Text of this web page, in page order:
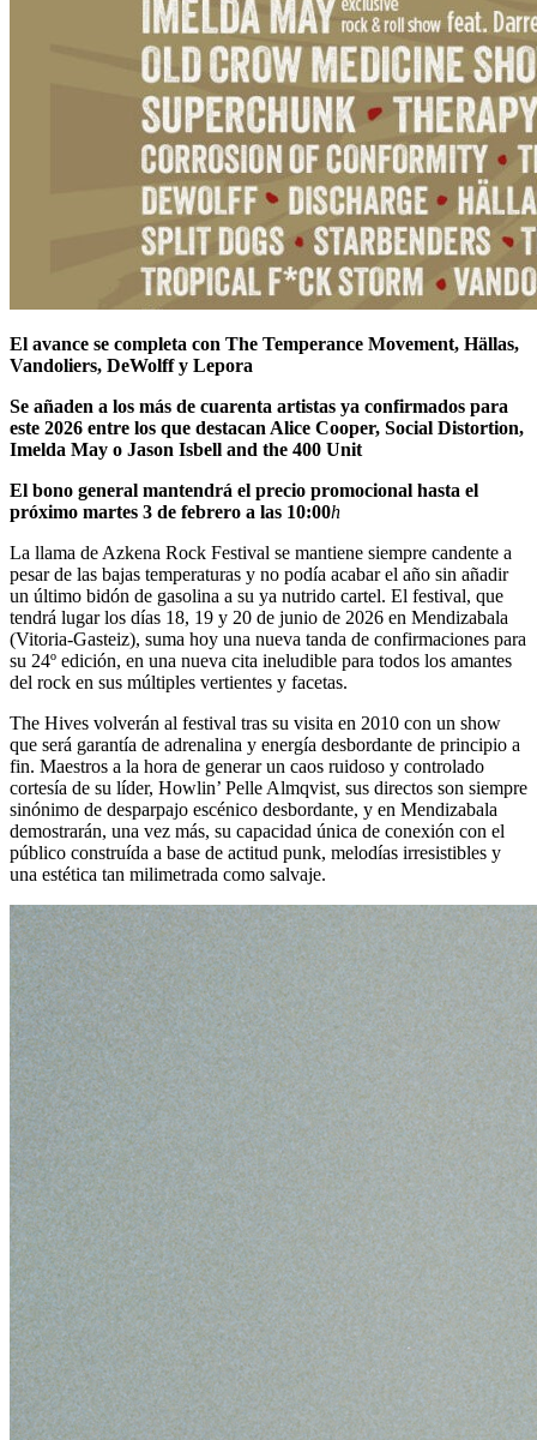
El avance se completa con The Temperance Movement, Hällas,
Vandoliers, DeWolff y Lepora
Se añaden a los más de cuarenta artistas ya confirmados para
este 2026 entre los que destacan Alice Cooper, Social Distortion,
Imelda May o Jason Isbell and the 400 Unit
El bono general mantendrá el precio promocional hasta el
próximo martes 3 de febrero a las 10:00h
La llama de Azkena Rock Festival se mantiene siempre candente a
pesar de las bajas temperaturas y no podía acabar el año sin añadir
un último bidón de gasolina a su ya nutrido cartel. El festival, que
tendrá lugar los días 18, 19 y 20 de junio de 2026 en Mendizabala
(Vitoria-Gasteiz), suma hoy una nueva tanda de confirmaciones para
su 24º edición, en una nueva cita ineludible para todos los amantes
del rock en sus múltiples vertientes y facetas.
The Hives volverán al festival tras su visita en 2010 con un show
que será garantía de adrenalina y energía desbordante de principio a
fin. Maestros a la hora de generar un caos ruidoso y controlado
cortesía de su líder, Howlin’ Pelle Almqvist, sus directos son siempre
sinónimo de desparpajo escénico desbordante, y en Mendizabala
demostrarán, una vez más, su capacidad única de conexión con el
público construída a base de actitud punk, melodías irresistibles y
una estética tan milimetrada como salvaje.